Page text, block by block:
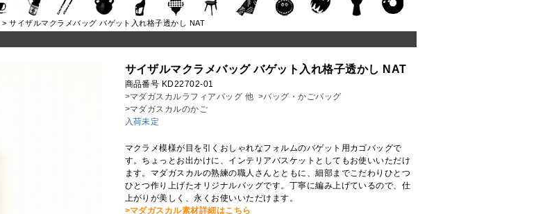
> サイザルマクラメバッグ バゲット入れ格子透かし NAT
サイザルマクラメバッグ バゲット入れ格子透かし NAT
商品番号 KD22702-01
>マダガスカルラフィアバッグ 他 >バッグ・かごバッグ
>マダガスカルのかご
入荷未定
マクラメ模様が目を引くおしゃれなフォルムのバゲット用カゴバッグで
す。ちょっとお出かけに、インテリアバスケットとしてもお使いいただけ
ます。マダガスカルの熟練の職人さんとともに、細部までこだわりひとつ
ひとつ作り上げたオリジナルバッグです。丁寧に編み上げているので、仕
上がりが美しく、永くお使いいただけます。
>マダガスカル素材詳細はこちら